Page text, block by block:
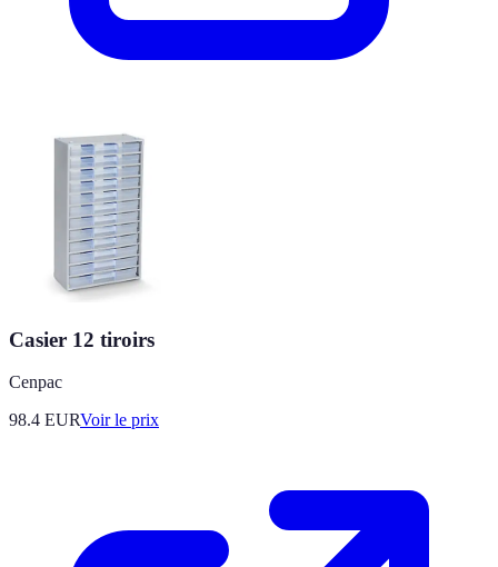
Casier 12 tiroirs
Cenpac
98.4 EURVoir le prix